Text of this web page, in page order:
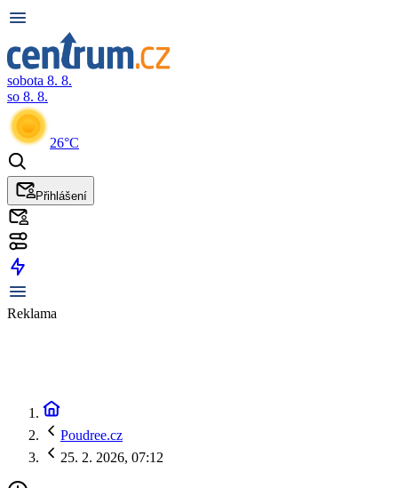
sobota 8. 8.
so 8. 8.
26°C
Přihlášení
Reklama
Poudree.cz
25. 2. 2026, 07:12